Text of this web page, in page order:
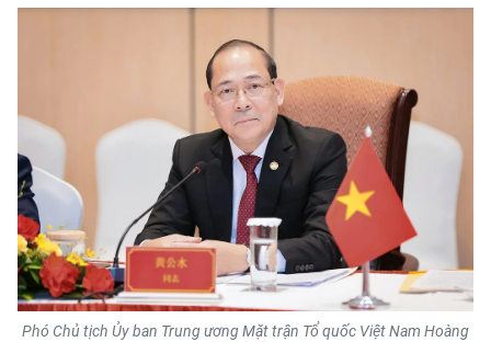
Media Văn hóa
Media Xã hội
Media Pháp luật
Media Du lịch
Media Thế giới
Phó Chủ tịch Ủy ban Trung ương Mặt trận Tổ quốc Việt Nam Hoàng